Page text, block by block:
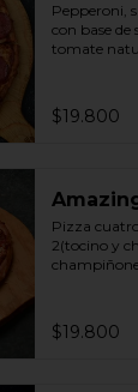
Pepperoni,
con base de
tomate
$19.800
Pizza
2(tocino y
oregano y
$19.800